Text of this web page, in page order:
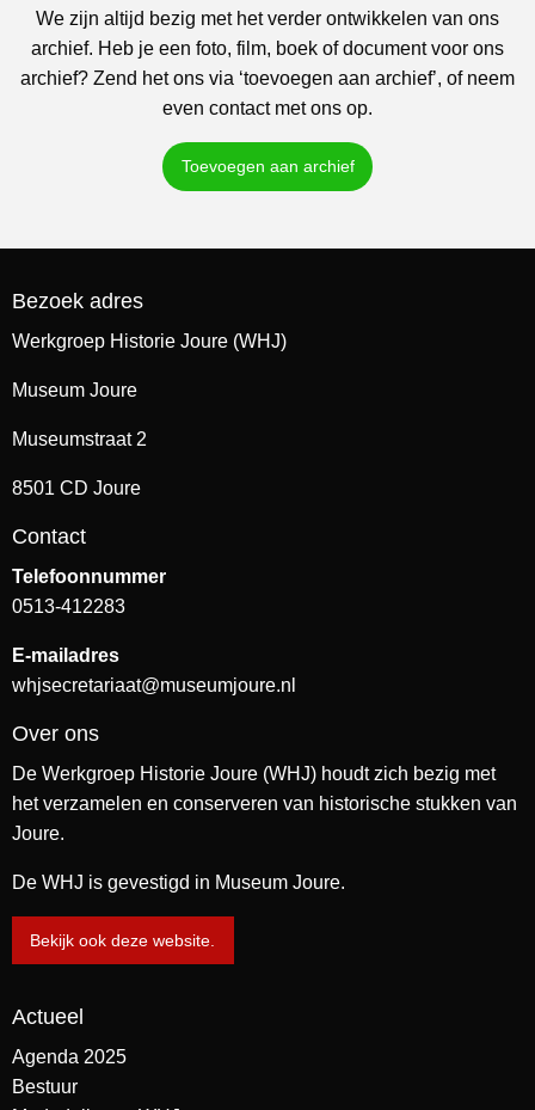
We zijn altijd bezig met het verder ontwikkelen van ons
archief. Heb je een foto, film, boek of document voor ons
archief? Zend het ons via ‘toevoegen aan archief’, of neem
even contact met ons op.
Toevoegen aan archief
Bezoek adres
Werkgroep Historie Joure (WHJ)
Museum Joure
Museumstraat 2
8501 CD Joure
Contact
Telefoonnummer
0513-412283
E-mailadres
whjsecretariaat@museumjoure.nl
Over ons
De Werkgroep Historie Joure (WHJ) houdt zich bezig met
het verzamelen en conserveren van historische stukken van
Joure.
De WHJ is gevestigd in Museum Joure.
Bekijk ook deze website.
Actueel
Agenda 2025
Bestuur